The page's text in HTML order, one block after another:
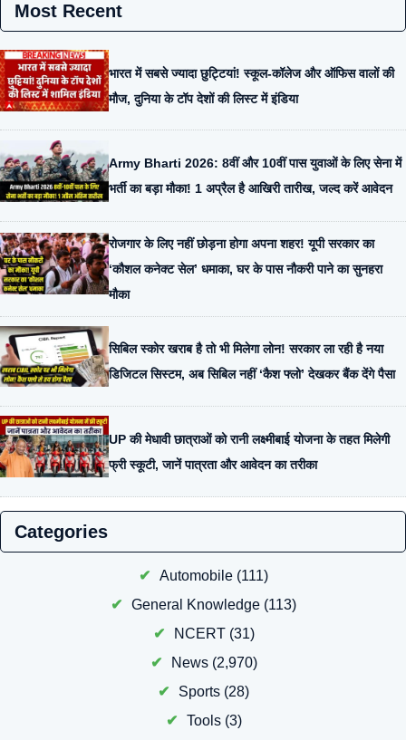
Most Recent
भारत में सबसे ज्यादा छुट्टियां! स्कूल-कॉलेज और ऑफिस वालों की
मौज, दुनिया के टॉप देशों की लिस्ट में इंडिया
Army Bharti 2026: 8वीं और 10वीं पास युवाओं के लिए सेना में
भर्ती का बड़ा मौका! 1 अप्रैल है आखिरी तारीख, जल्द करें आवेदन
रोजगार के लिए नहीं छोड़ना होगा अपना शहर! यूपी सरकार का
‘कौशल कनेक्ट सेल’ धमाका, घर के पास नौकरी पाने का सुनहरा
मौका
सिबिल स्कोर खराब है तो भी मिलेगा लोन! सरकार ला रही है नया
डिजिटल सिस्टम, अब सिबिल नहीं ‘कैश फ्लो’ देखकर बैंक देंगे पैसा
UP की मेधावी छात्राओं को रानी लक्ष्मीबाई योजना के तहत मिलेगी
फ्री स्कूटी, जानें पात्रता और आवेदन का तरीका
Categories
Automobile (111)
General Knowledge (113)
NCERT(31)
News(2,970)
Sports (28)
Tools(3)